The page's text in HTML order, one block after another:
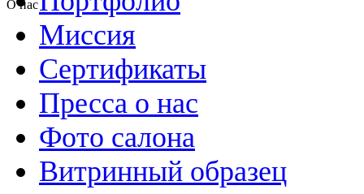
О нас
Миссия
Сертификаты
Пресса о нас
Фото салона
Витринный образец